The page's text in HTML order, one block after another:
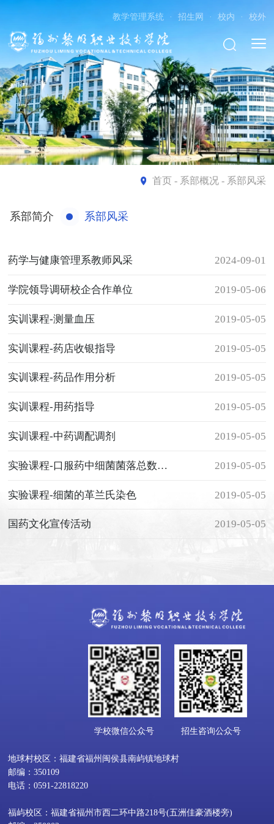
教学管理系统 · 招生网 · 校内 · 校外
首页- 系部概况 - 系部风采
系部简介 系部风采
药学与健康管理系教师风采 2024-09-01
学院领导调研校企合作单位 2019-05-06
实训课程-测量血压 2019-05-05
实训课程-药店收银指导 2019-05-05
实训课程-药品作用分析 2019-05-05
实训课程-用药指导 2019-05-05
实训课程-中药调配调剂 2019-05-05
实验课程-口服药中细菌菌落总数的测定 2019-05-05
实验课程-细菌的革兰氏染色 2019-05-05
国药文化宣传活动 2019-05-05
学校微信公众号 招生咨询公众号
地球村校区：福建省福州闽侯县南屿镇地球村
邮编：350109
电话：0591-22818220
福屿校区：福建省福州市西二环中路218号(五洲佳豪酒楼旁)